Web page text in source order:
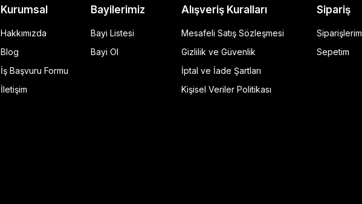
GP Kompozit Universal 45 lt Plastik Motosiklet Çantası Siyah
Kurumsal
Hakkımızda
Blog
İş Başvuru Formu
İletişim
Bayilerimiz
Bayi Listesi
Bayi Ol
Alışveriş Kuralları
Mesafeli Satış Sözleşmesi
Gizlilik ve Güvenlik
İptal ve İade Şartları
Kişisel Veriler Politikası
Sipariş
Siparişlerim
Sepetim